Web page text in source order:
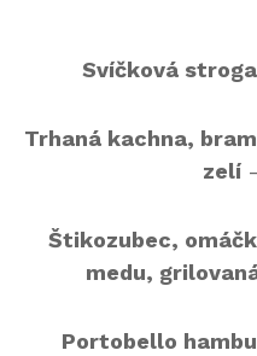
Svíčková
Trhaná kachna,
zelí
Štikozubec,
medu,
Portobello